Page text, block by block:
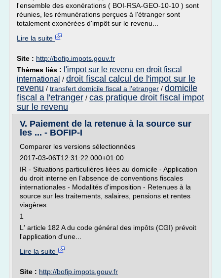
l'ensemble des exonérations ( BOI-RSA-GEO-10-10 ) sont
réunies, les rémunérations perçues à l'étranger sont
totalement exonérées d'impôt sur le revenu...
Lire la suite
Site : http://bofip.impots.gouv.fr
Thèmes liés : l'impot sur le revenu en droit fiscal
international / droit fiscal calcul de l'impot sur le
revenu / transfert domicile fiscal a l'etranger / domicile
fiscal a l'etranger / cas pratique droit fiscal impot
sur le revenu
V. Paiement de la retenue à la source sur
les ... - BOFIP-I
Comparer les versions sélectionnées
2017-03-06T12:31:22.000+01:00
IR - Situations particulières liées au domicile - Application
du droit interne en l'absence de conventions fiscales
internationales - Modalités d'imposition - Retenues à la
source sur les traitements, salaires, pensions et rentes
viagères
1
L' article 182 A du code général des impôts (CGI) prévoit
l'application d'une...
Lire la suite
Site : http://bofip.impots.gouv.fr